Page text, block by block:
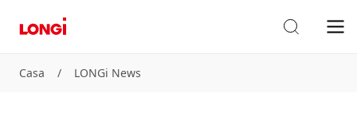
Casa / LONGi News